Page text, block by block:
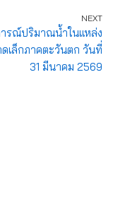
NEXT
รณ์ปริมาณน้ำในแหล่ง
เล็กภาคตะวันตก วันที่
31 มีนาคม 2569